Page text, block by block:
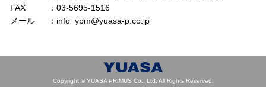
FAX
03-5695-1516
メール
info_ypm@yuasa-p.co.jp
Copyright © YUASA PRIMUS Co., Ltd. All Rights Reserved.